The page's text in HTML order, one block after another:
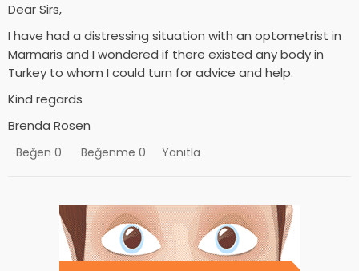
Dear Sirs,
I have had a distressing situation with an optometrist in
Marmaris and I wondered if there existed any body in
Turkey to whom I could turn for advice and help.
Kind regards
Brenda Rosen
Beğen 0 Beğenme 0 Yanıtla